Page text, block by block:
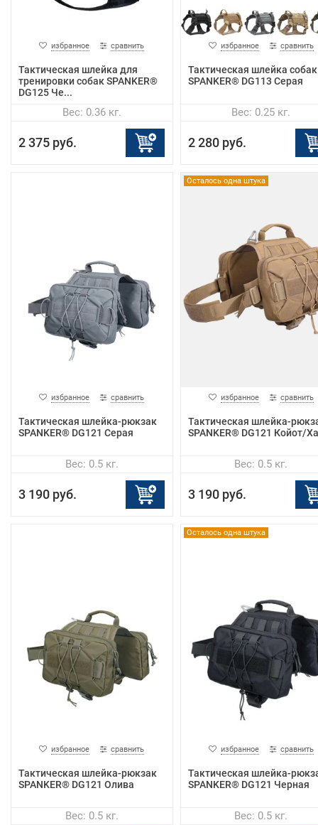
избранное сравнить
Тактическая шлейка для
тренировки собак SPANKER®
DG125 Че...
Вес: 0.36 кг.
2 375 руб.
избранное сравнить
Тактическая шлейка собак
SPANKER® DG113 Серая
Вес: 0.25 кг.
2 280 руб.
избранное сравнить
Тактическая шлейка-рюкзак
SPANKER® DG121 Cерая
Вес: 0.5 кг.
3 190 руб.
Осталось одна штука
избранное сравнить
Тактическая шлейка-
SPANKER® DG121 Койот/
Вес: 0.5 кг.
3 190 руб.
избранное сравнить
Тактическая шлейка-рюкзак
SPANKER® DG121 Олива
Вес: 0.5 кг.
Осталось одна штука
избранное сравнить
Тактическая шлейка-
SPANKER® DG121 Черная
Вес: 0.5 кг.